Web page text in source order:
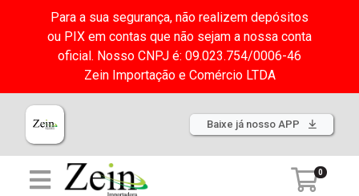
Para a sua segurança, não realizem depósitos
ou PIX em contas que não sejam a nossa conta
oficial. Nosso CNPJ é: 09.023.754/0006-46
Zein Importação e Comércio LTDA
Baixe já nosso APP
0